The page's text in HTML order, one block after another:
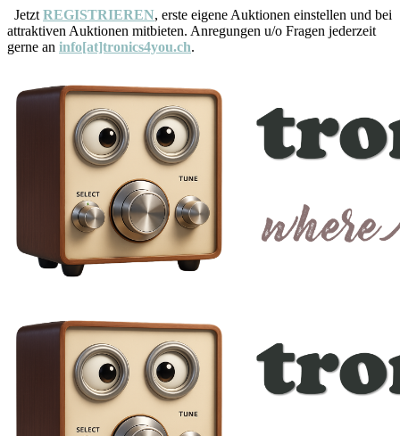
Jetzt REGISTRIEREN, erste eigene Auktionen einstellen und bei
attraktiven Auktionen mitbieten. Anregungen u/o Fragen jederzeit
gerne an info[at]tronics4you.ch.